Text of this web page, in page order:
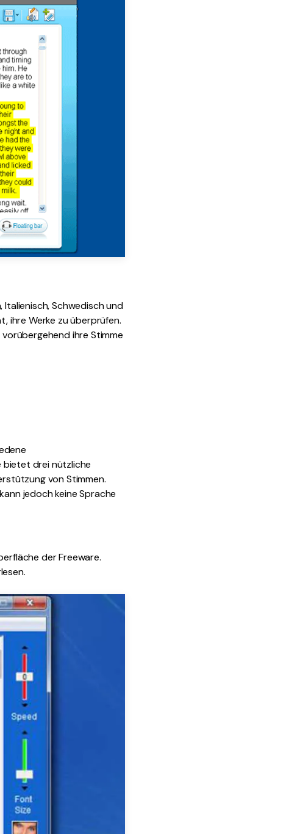
Italienisch, Schwedisch und
ihre Werke zu überprüfen.
ihre Stimme
bietet drei nützliche
von Stimmen.
jedoch keine Sprache
der Freeware.